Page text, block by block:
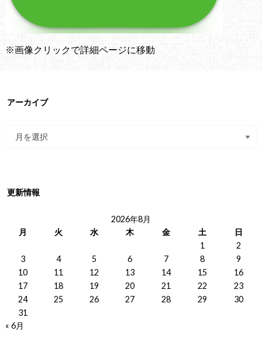
※画像クリックで詳細ページに移動
アーカイブ
更新情報
2026年8月
月
火 水 木 金 土
日
1
2
3
4 5 6 7 8
9
10
11 12 13 14 15
16
17
18 19 20 21 22
23
24
25 26 27 28 29
30
31
« 6月